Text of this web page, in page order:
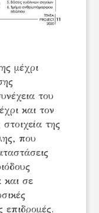
μέχρι
του
και τον
της
που
και σε
επιδρομές.